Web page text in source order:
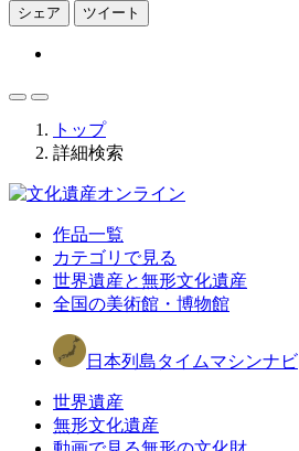
シェア ツイート
トップ
詳細検索
作品一覧
カテゴリで見る
世界遺産と無形文化遺産
全国の美術館・博物館
日本列島タイムマシンナビ
世界遺産
無形文化遺産